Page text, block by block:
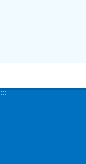
:::